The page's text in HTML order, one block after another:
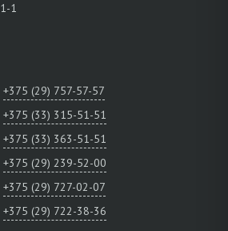
1
+375 (29) 757-57-57
+375 (33) 315-51-51
+375 (33) 363-51-51
+375 (29) 239-52-00
+375 (29) 727-02-07
+375 (29) 722-38-36